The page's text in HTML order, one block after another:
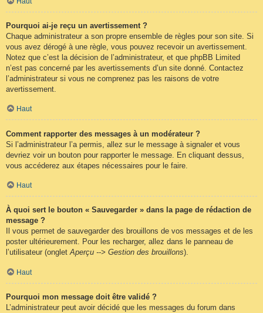
Pourquoi ai-je reçu un avertissement ?
Chaque administrateur a son propre ensemble de règles pour son site. Si
vous avez dérogé à une règle, vous pouvez recevoir un avertissement.
Notez que c’est la décision de l’administrateur, et que phpBB Limited
n’est pas concerné par les avertissements d’un site donné. Contactez
l’administrateur si vous ne comprenez pas les raisons de votre
avertissement.
Haut
Comment rapporter des messages à un modérateur ?
Si l’administrateur l’a permis, allez sur le message à signaler et vous
devriez voir un bouton pour rapporter le message. En cliquant dessus,
vous accéderez aux étapes nécessaires pour le faire.
Haut
À quoi sert le bouton « Sauvegarder » dans la page de rédaction de
message ?
Il vous permet de sauvegarder des brouillons de vos messages et de les
poster ultérieurement. Pour les recharger, allez dans le panneau de
l’utilisateur (ongletAperçu --> Gestion des brouillons).
Haut
Pourquoi mon message doit être validé ?
L’administrateur peut avoir décidé que les messages du forum dans